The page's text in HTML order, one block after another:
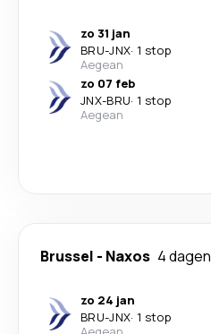
zo 31 jan
BRU-JNX· 1 stop
Aegean
zo 07 feb
JNX-BRU· 1 stop
Aegean
Brussel - Naxos 4 dagen
zo 24 jan
BRU-JNX· 1 stop